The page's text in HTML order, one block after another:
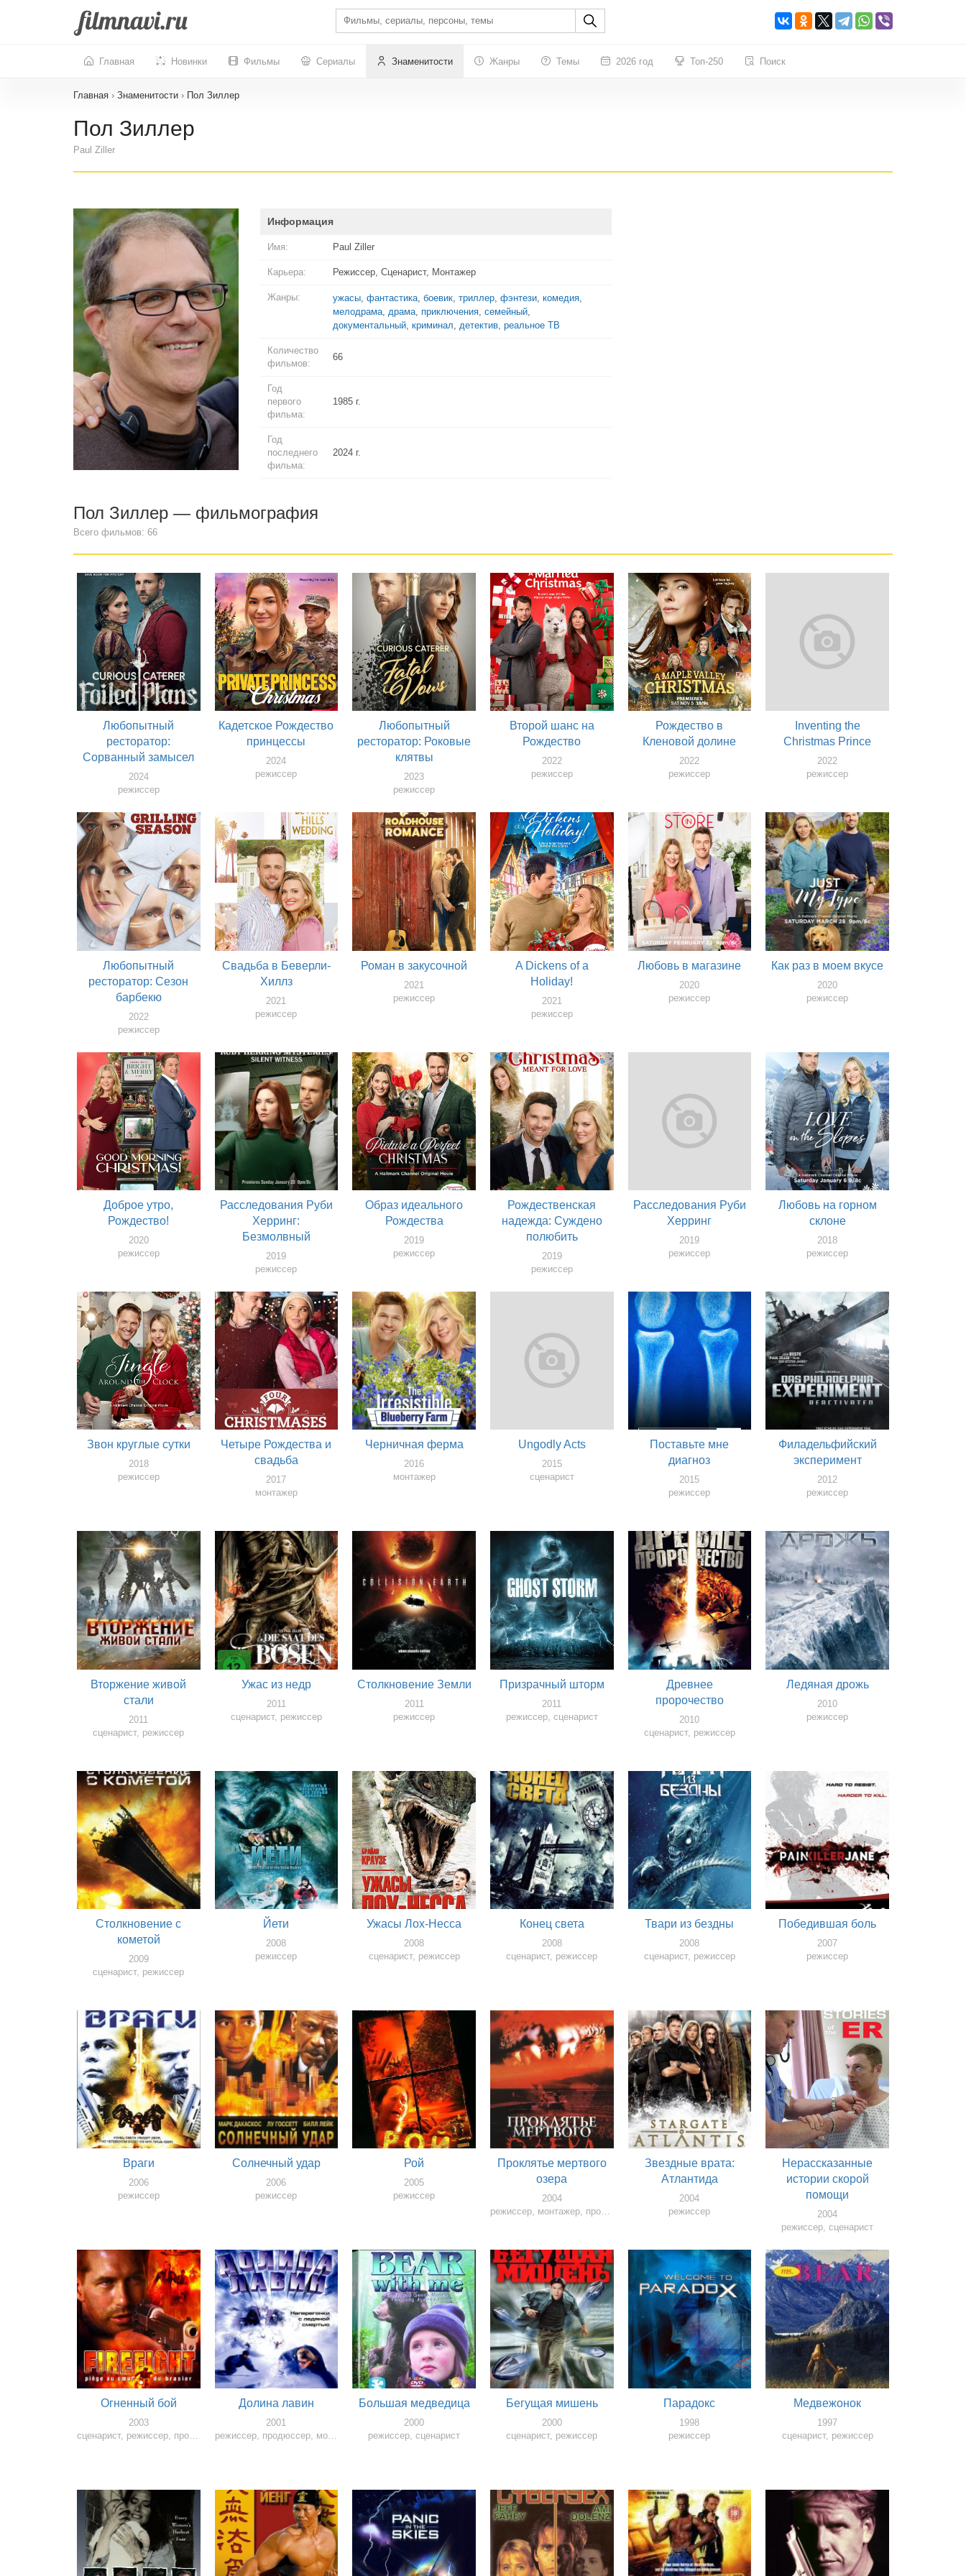
Главная Новинки Фильмы Сериалы Знаменитости Жанры Темы 2026 год Топ-250 Поиск
Главная › Знаменитости › Пол Зиллер
Пол Зиллер
Paul Ziller
Информация
Имя: Paul Ziller
Карьера: Режиссер, Сценарист, Монтажер
Жанры: ужасы, фантастика, боевик, триллер, фэнтези, комедия,
мелодрама, драма, приключения, семейный,
документальный, криминал, детектив, реальное ТВ
Количество
фильмов:
66
Год
первого
фильма:
1985 г.
Год
последнего
фильма:
2024 г.
Пол Зиллер — фильмография
Всего фильмов: 66
Любопытный
ресторатор:
Сорванный замысел
2024
режиссер
Кадетское Рождество
принцессы
2024
режиссер
Любопытный
ресторатор: Роковые
клятвы
2023
режиссер
Второй шанс на
Рождество
2022
режиссер
Рождество в
Кленовой долине
2022
режиссер
Inventing the
Christmas Prince
2022
режиссер
Любопытный
ресторатор: Сезон
барбекю
2022
режиссер
Свадьба в Беверли-
Хиллз
2021
режиссер
Роман в закусочной
2021
режиссер
A Dickens of a
Holiday!
2021
режиссер
Любовь в магазине
2020
режиссер
Как раз в моем вкусе
2020
режиссер
Доброе утро,
Рождество!
2020
режиссер
Расследования Руби
Херринг:
Безмолвный
свидетель
2019
режиссер
Образ идеального
Рождества
2019
режиссер
Рождественская
надежда: Суждено
полюбить
2019
режиссер
Расследования Руби
Херринг
2019
режиссер
Любовь на горном
склоне
2018
режиссер
Звон круглые сутки
2018
режиссер
Четыре Рождества и
свадьба
2017
монтажер
Черничная ферма
2016
монтажер
Ungodly Acts
2015
сценарист
Поставьте мне
диагноз
2015
режиссер
Филадельфийский
эксперимент
2012
режиссер
Вторжение живой
стали
2011
сценарист, режиссер
Ужас из недр
2011
сценарист, режиссер
Столкновение Земли
2011
режиссер
Призрачный шторм
2011
режиссер, сценарист
Древнее
пророчество
2010
сценарист, режиссер
Ледяная дрожь
2010
режиссер
Столкновение с
кометой
2009
сценарист, режиссер
Йети
2008
режиссер
Ужасы Лох-Несса
2008
сценарист, режиссер
Конец света
2008
сценарист, режиссер
Твари из бездны
2008
сценарист, режиссер
Победившая боль
2007
режиссер
Враги
2006
режиссер
Солнечный удар
2006
режиссер
Рой
2005
режиссер
Проклятье мертвого
озера
2004
режиссер, монтажер, продюссер
Звездные врата:
Атлантида
2004
режиссер
Нерассказанные
истории скорой
помощи
2004
режиссер, сценарист
Огненный бой
2003
Долина лавин
2001
режиссер, продюссер, монтажер, сценарист
Большая медведица
2000
режиссер, сценарист
Бегущая мишень
2000
сценарист, режиссер
Парадокс
1998
режиссер
Медвежонок
1997
сценарист, режиссер